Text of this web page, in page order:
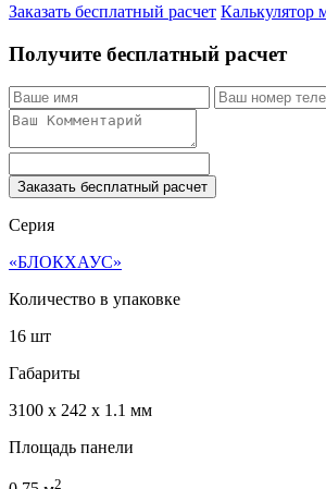
Заказать бесплатный расчет Калькулятор
Получите бесплатный расчет
Заказать бесплатный расчет
Серия
«БЛОКХАУС»
Количество в упаковке
16 шт
Габариты
3100 x 242 x 1.1 мм
Площадь панели
2